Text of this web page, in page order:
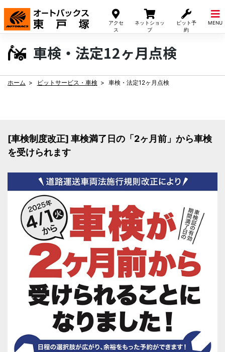
アクセ
ス
ネットショッ
プ
ピット予
約
MENU
Skip
content
車検・法定12ヶ月点検
ホーム ピットサービス・車検 車検・法定12ヶ月点検
[車検制度改正] 車検満了日の「2ヶ月前」から車検
を受けられます